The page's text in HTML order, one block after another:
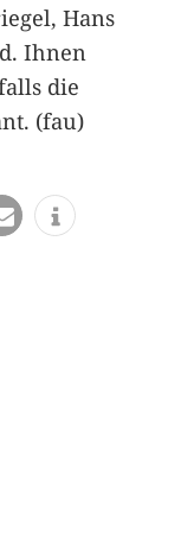
Hans
Ihnen
die
(fau)